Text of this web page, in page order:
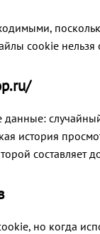
cookie нельзя
история
составляет
но когда